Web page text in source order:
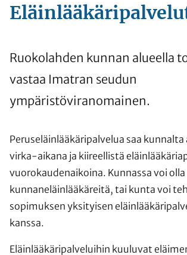
Kunta ja hallinto
Työ ja yrittäminen
Asioi kanssamme
Ruokolahden kunnan alueella
vastaa Imatran seudun
ympäristöviranomainen.
Peruseläinlääkäripalvelua saa
virka-aikana ja kiireellistä
vuorokaudenaikoina. Kunnassa voi olla
kunnaneläinlääkäreitä, tai kunta voi
sopimuksen yksityisen
kanssa.
Eläinlääkäripalveluihin kuuluvat